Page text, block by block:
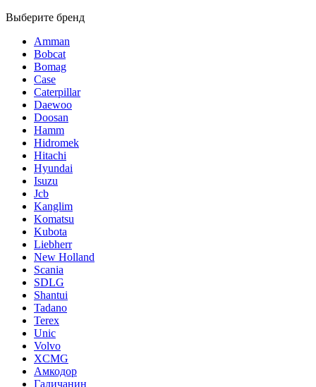
Выберите бренд
Amman
Bobcat
Bomag
Case
Caterpillar
Daewoo
Doosan
Hamm
Hidromek
Hitachi
Hyundai
Isuzu
Jcb
Kanglim
Komatsu
Kubota
Liebherr
New Holland
Scania
SDLG
Shantui
Tadano
Terex
Unic
Volvo
XCMG
Амкодор
Галичанин